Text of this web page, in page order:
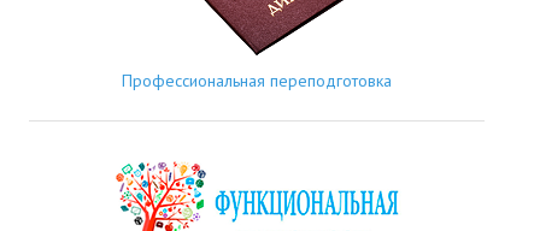
Профессиональная переподготовка